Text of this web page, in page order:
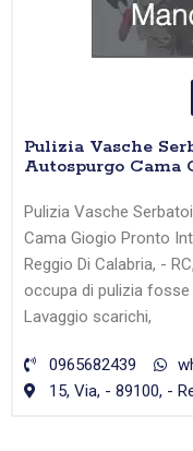
Pulizia Vasche
Autospurgo
Pulizia Vasche
Cama Giogio Pronto
Reggio Di Calabria, -
occupa di pulizia
Lavaggio scarichi,
0965682439
15, Via, - 89100, -